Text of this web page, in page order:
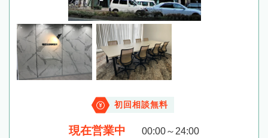
初回相談無料
現在営業中 00:00～24:00